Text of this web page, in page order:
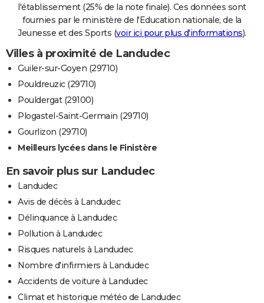
l'établissement (25% de la note finale). Ces données sont
fournies par le ministère de l'Education nationale, de la
Jeunesse et des Sports (voir ici pour plus d'informations).
Villes à proximité de Landudec
Guiler-sur-Goyen (29710)
Pouldreuzic (29710)
Pouldergat (29100)
Plogastel-Saint-Germain (29710)
Gourlizon (29710)
Meilleurs lycées dans le Finistère
En savoir plus sur Landudec
Landudec
Avis de décès à Landudec
Délinquance à Landudec
Pollution à Landudec
Risques naturels à Landudec
Nombre d'infirmiers à Landudec
Accidents de voiture à Landudec
Climat et historique météo de Landudec